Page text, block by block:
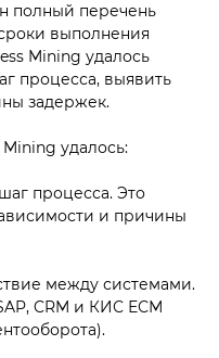
полный перечень
выполнения
Mining удалось
процесса, выявить
задержек.
удалось:
процесса. Это
и причины
между системами.
CRM и КИС ЕСМ